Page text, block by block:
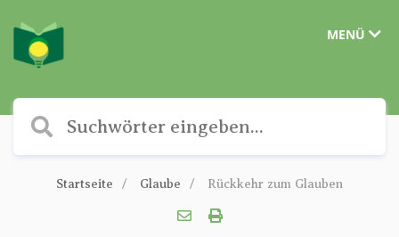
MENÜ
Startseite Glaube Rückkehr zum Glauben